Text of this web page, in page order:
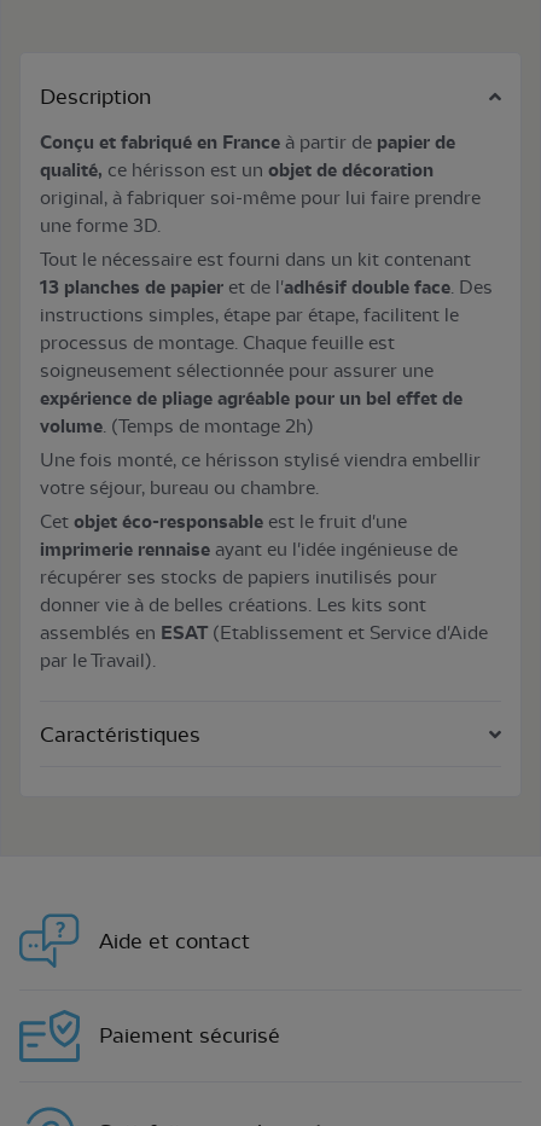
Description
Conçu et fabriqué en France à partir de papier de
qualité, ce hérisson est un objet de décoration
original, à fabriquer soi-même pour lui faire prendre
une forme 3D.
Tout le nécessaire est fourni dans un kit contenant
13 planches de papier et de l'adhésif double face. Des
instructions simples, étape par étape, facilitent le
processus de montage. Chaque feuille est
soigneusement sélectionnée pour assurer une
expérience de pliage agréable pour un bel effet de
volume. (Temps de montage 2h)
Une fois monté, ce hérisson stylisé viendra embellir
votre séjour, bureau ou chambre.
Cet objet éco-responsable est le fruit d'une
imprimerie rennaise ayant eu l'idée ingénieuse de
récupérer ses stocks de papiers inutilisés pour
donner vie à de belles créations. Les kits sont
assemblés en ESAT (Etablissement et Service d'Aide
par le Travail).
Caractéristiques
Aide et contact
Paiement sécurisé